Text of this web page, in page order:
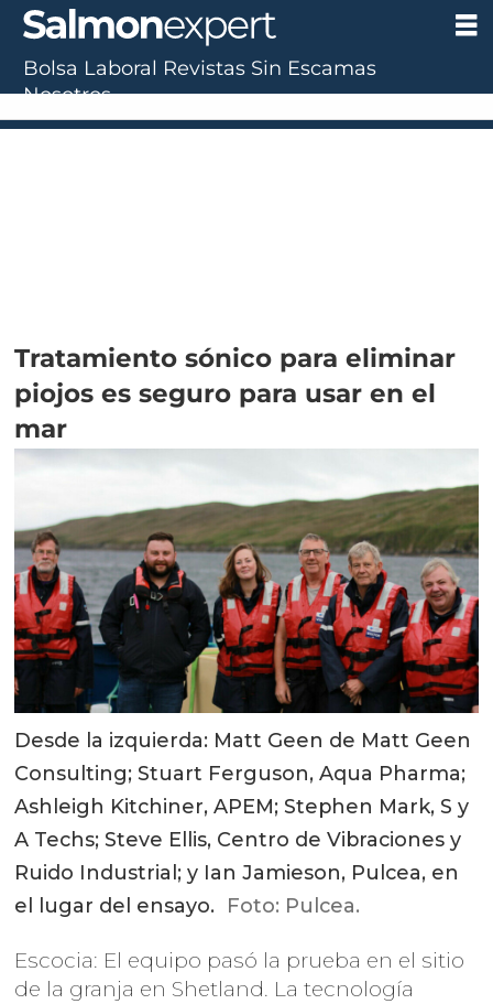
Tratamiento sónico para eliminar
piojos es seguro para usar en el
mar
Desde la izquierda: Matt Geen de Matt Geen
Consulting; Stuart Ferguson, Aqua Pharma;
Ashleigh Kitchiner, APEM; Stephen Mark, S y
A Techs; Steve Ellis, Centro de Vibraciones y
Ruido Industrial; y Ian Jamieson, Pulcea, en
el lugar del ensayo. Foto: Pulcea.
Escocia: El equipo pasó la prueba en el sitio
de la granja en Shetland. La tecnología
Bolsa Laboral Revistas Sin Escamas
Nosotros